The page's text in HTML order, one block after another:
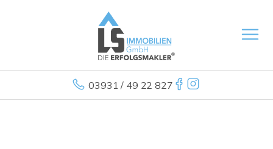
03931 / 49 22 827